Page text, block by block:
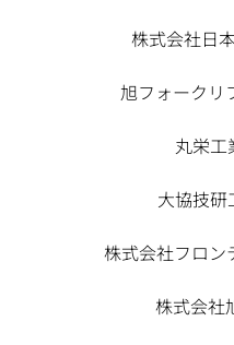
株式会社日
旭フォークリ
丸栄工
大協技研
株式会社フロン
株式会社